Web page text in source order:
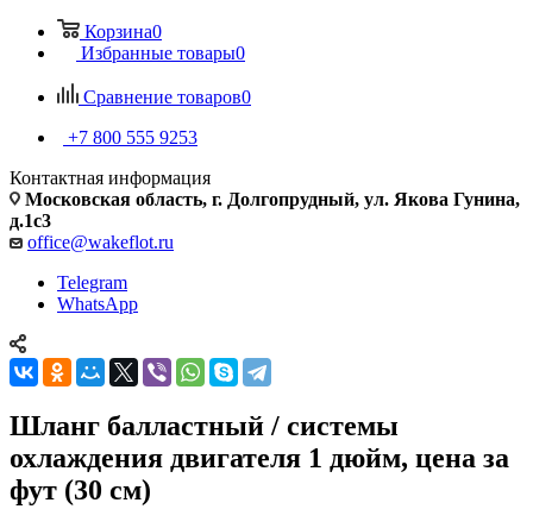
Корзина0
Избранные товары0
Сравнение товаров0
+7 800 555 9253
Контактная информация
Московская область, г. Долгопрудный, ул. Якова Гунина,
д.1с3
office@wakeflot.ru
Telegram
WhatsApp
Шланг балластный / системы
охлаждения двигателя 1 дюйм, цена за
фут (30 см)